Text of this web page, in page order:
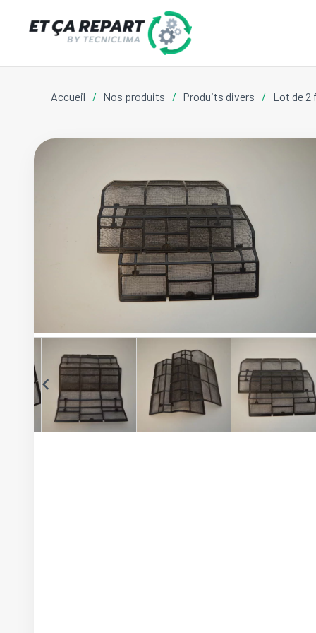
Accueil / Nos produits / Produits divers / Lot de 2